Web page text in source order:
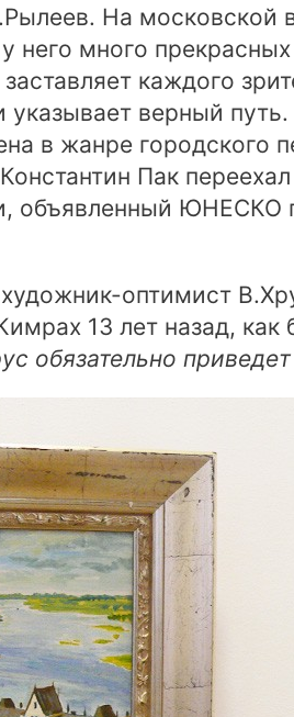
На московской
много
каждого
верный
в жанре городского
Пак
объявленный ЮНЕСКО
оптимист
13 лет назад, как
обязательно приведет